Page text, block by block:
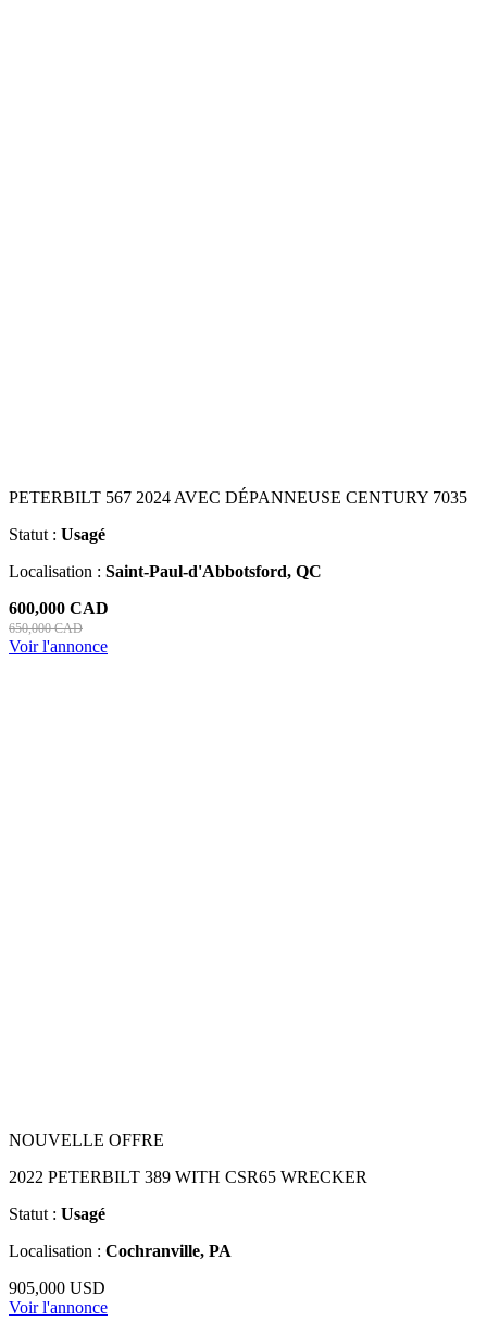
PETERBILT 567 2024 AVEC DÉPANNEUSE CENTURY 7035
Statut : Usagé
Localisation : Saint-Paul-d'Abbotsford, QC
600,000 CAD
650,000 CAD
Voir l'annonce
NOUVELLE OFFRE
2022 PETERBILT 389 WITH CSR65 WRECKER
Statut : Usagé
Localisation : Cochranville, PA
905,000 USD
Voir l'annonce